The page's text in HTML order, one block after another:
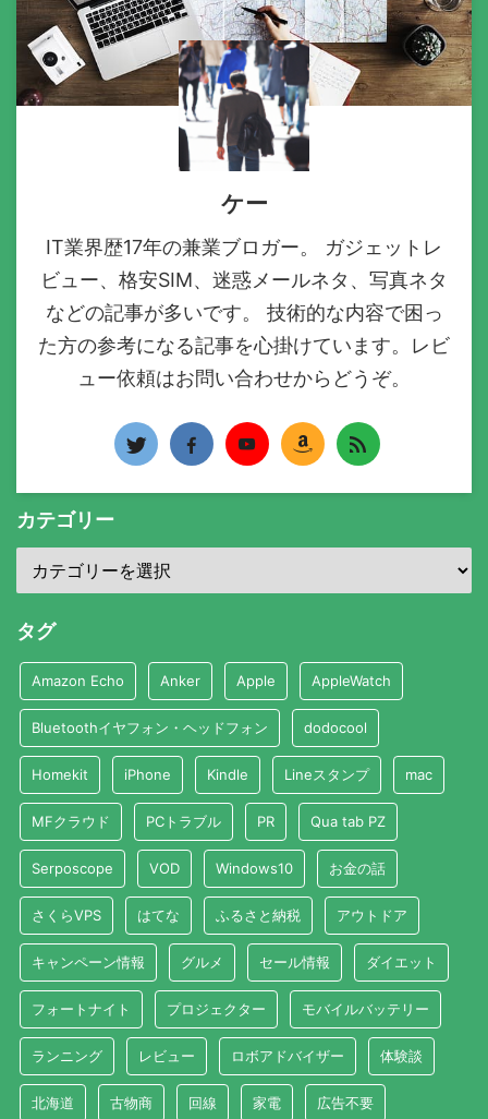
ケー
IT業界歴17年の兼業ブロガー。 ガジェットレ
ビュー、格安SIM、迷惑メールネタ、写真ネタ
などの記事が多いです。 技術的な内容で困っ
た方の参考になる記事を心掛けています。レビ
ュー依頼はお問い合わせからどうぞ。
カテゴリー
タグ
Amazon Echo Anker Apple AppleWatch
Bluetoothイヤフォン・ヘッドフォン dodocool
Homekit iPhone Kindle Lineスタンプ mac
MFクラウド PCトラブル PR Qua tab PZ
Serposcope VOD Windows10 お金の話
さくらVPS はてな ふるさと納税 アウトドア
キャンペーン情報 グルメ セール情報 ダイエット
フォートナイト プロジェクター モバイルバッテリー
ランニング レビュー ロボアドバイザー 体験談
北海道 古物商 回線 家電 広告不要